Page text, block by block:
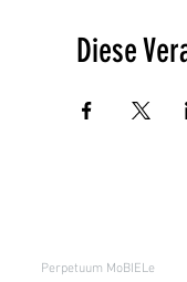
Diese
Perpetuum MoBIELe